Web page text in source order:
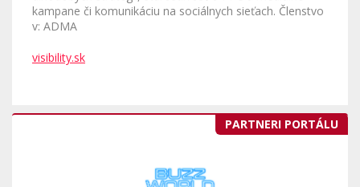
kampane či komunikáciu na sociálnych sieťach. Členstvo
v: ADMA
visibility.sk
PARTNERI PORTÁLU